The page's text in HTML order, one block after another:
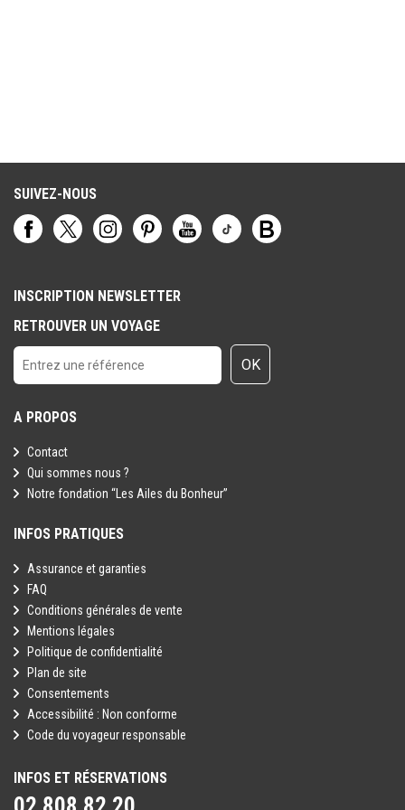
SUIVEZ-NOUS
INSCRIPTION NEWSLETTER
RETROUVER UN VOYAGE
OK
A PROPOS
Contact
Qui sommes nous ?
Notre fondation “Les Ailes du Bonheur”
INFOS PRATIQUES
Assurance et garanties
FAQ
Conditions générales de vente
Mentions légales
Politique de confidentialité
Plan de site
Consentements
Accessibilité : Non conforme
Code du voyageur responsable
INFOS ET RÉSERVATIONS